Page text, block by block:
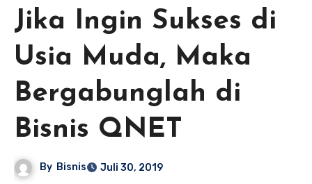
Jika Ingin Sukses di
Usia Muda, Maka
Bergabunglah di
Bisnis QNET
By Bisnis Juli 30, 2019